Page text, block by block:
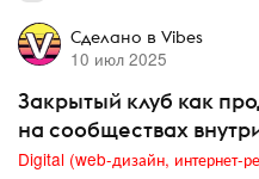
Сделано в Vibes
10 июл 2025
Закрытый клуб как
на сообществах